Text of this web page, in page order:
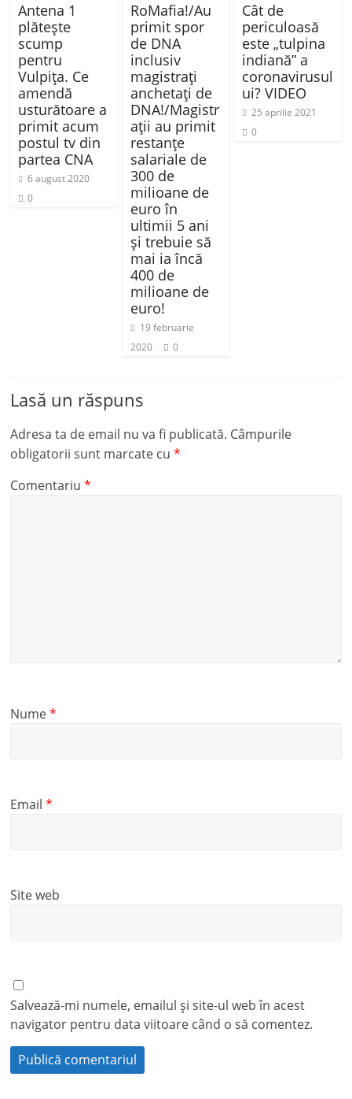
Antena 1
plătește
scump
pentru
Vulpița. Ce
amendă
usturătoare a
primit acum
postul tv din
partea CNA
6 august 2020
0
RoMafia!/Au
primit spor
de DNA
inclusiv
magistrați
anchetați de
DNA!/Magistr
ații au primit
restanțe
salariale de
300 de
milioane de
euro în
ultimii 5 ani
și trebuie să
mai ia încă
400 de
milioane de
euro!
19 februarie
2020
0
Cât de
periculoasă
este „tulpina
indiană” a
coronavirusul
ui? VIDEO
25 aprilie 2021
0
Lasă un răspuns
Adresa ta de email nu va fi publicată. Câmpurile
obligatorii sunt marcate cu*
Comentariu*
Nume*
Email*
Site web
Salvează-mi numele, emailul și site-ul web în acest
navigator pentru data viitoare când o să comentez.